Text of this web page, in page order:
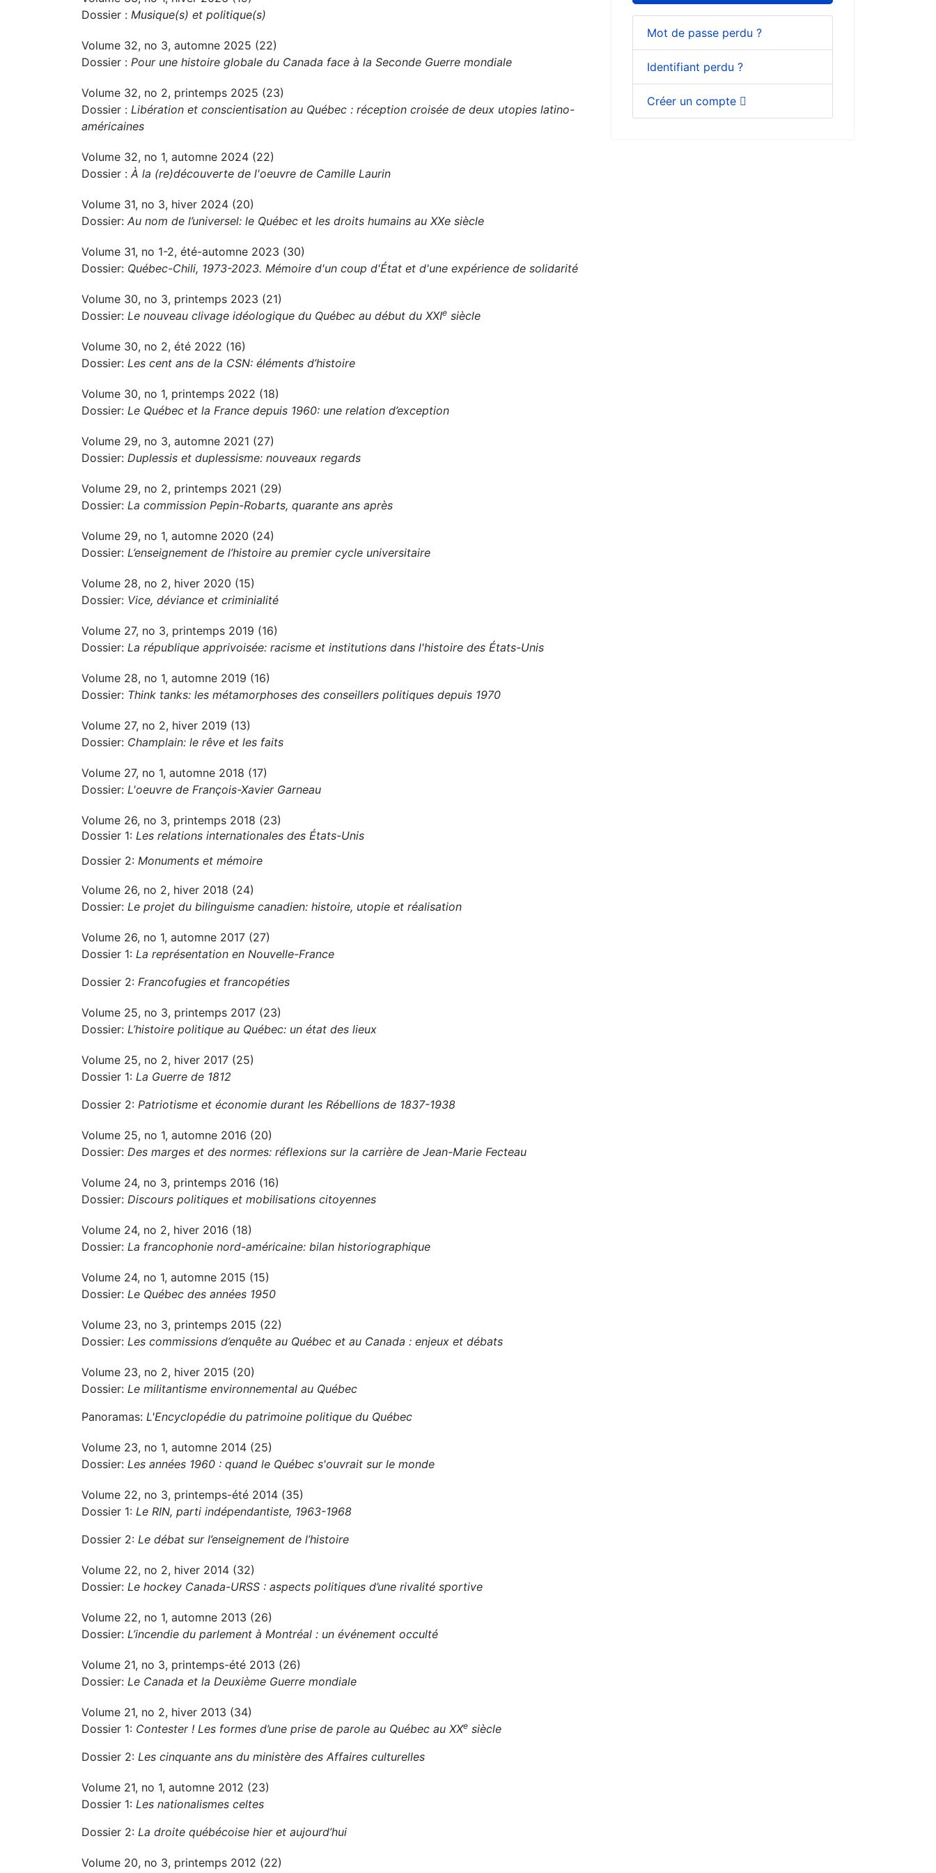
Dossier : Musique(s) et politique(s)
Volume 32, no 3, automne 2025 (22)
Dossier : Pour une histoire globale du Canada face à la Seconde Guerre mondiale
Volume 32, no 2, printemps 2025 (23)
Dossier : Libération et conscientisation au Québec : réception croisée de deux utopies latino-
américaines
Volume 32, no 1, automne 2024 (22)
Dossier : À la (re)découverte de l'oeuvre de Camille Laurin
Volume 31, no 3, hiver 2024 (20)
Dossier: Au nom de l’universel: le Québec et les droits humains au XXe siècle
Volume 31, no 1-2, été-automne 2023 (30)
Dossier: Québec-Chili, 1973-2023. Mémoire d'un coup d'État et d'une expérience de solidarité
Volume 30, no 3, printemps 2023 (21)
Dossier: Le nouveau clivage idéologique du Québec au début du XXIe siècle
Volume 30, no 2, été 2022 (16)
Dossier: Les cent ans de la CSN: éléments d’histoire
Volume 30, no 1, printemps 2022 (18)
Dossier: Le Québec et la France depuis 1960: une relation d’exception
Volume 29, no 3, automne 2021 (27)
Dossier: Duplessis et duplessisme: nouveaux regards
Volume 29, no 2, printemps 2021 (29)
Dossier: La commission Pepin-Robarts, quarante ans après
Volume 29, no 1, automne 2020 (24)
Dossier: L’enseignement de l’histoire au premier cycle universitaire
Volume 28, no 2, hiver 2020 (15)
Dossier: Vice, déviance et criminialité
Volume 27, no 3, printemps 2019 (16)
Dossier: La république apprivoisée: racisme et institutions dans l'histoire des États-Unis
Volume 28, no 1, automne 2019 (16)
Dossier: Think tanks: les métamorphoses des conseillers politiques depuis 1970
Volume 27, no 2, hiver 2019 (13)
Dossier: Champlain: le rêve et les faits
Volume 27, no 1, automne 2018 (17)
Dossier: L'oeuvre de François-Xavier Garneau
Volume 26, no 3, printemps 2018 (23)
Dossier 1: Les relations internationales des États-Unis
Dossier 2: Monuments et mémoire
Volume 26, no 2, hiver 2018 (24)
Dossier: Le projet du bilinguisme canadien: histoire, utopie et réalisation
Volume 26, no 1, automne 2017 (27)
Dossier 1: La représentation en Nouvelle-France
Dossier 2: Francofugies et francopéties
Volume 25, no 3, printemps 2017 (23)
Dossier: L’histoire politique au Québec: un état des lieux
Volume 25, no 2, hiver 2017 (25)
Dossier 1: La Guerre de 1812
Dossier 2: Patriotisme et économie durant les Rébellions de 1837-1938
Volume 25, no 1, automne 2016 (20)
Dossier: Des marges et des normes: réflexions sur la carrière de Jean-Marie Fecteau
Volume 24, no 3, printemps 2016 (16)
Dossier: Discours politiques et mobilisations citoyennes
Volume 24, no 2, hiver 2016 (18)
Dossier: La francophonie nord-américaine: bilan historiographique
Volume 24, no 1, automne 2015 (15)
Dossier: Le Québec des années 1950
Volume 23, no 3, printemps 2015 (22)
Dossier: Les commissions d’enquête au Québec et au Canada : enjeux et débats
Volume 23, no 2, hiver 2015 (20)
Dossier: Le militantisme environnemental au Québec
Panoramas: L'Encyclopédie du patrimoine politique du Québec
Volume 23, no 1, automne 2014 (25)
Dossier: Les années 1960 : quand le Québec s'ouvrait sur le monde
Volume 22, no 3, printemps-été 2014 (35)
Dossier 1: Le RIN, parti indépendantiste, 1963-1968
Dossier 2: Le débat sur l’enseignement de l’histoire
Volume 22, no 2, hiver 2014 (32)
Dossier: Le hockey Canada-URSS : aspects politiques d’une rivalité sportive
Volume 22, no 1, automne 2013 (26)
Dossier: L’incendie du parlement à Montréal : un événement occulté
Volume 21, no 3, printemps-été 2013 (26)
Dossier: Le Canada et la Deuxième Guerre mondiale
Volume 21, no 2, hiver 2013 (34)
Dossier 1: Contester ! Les formes d’une prise de parole au Québec au XXe siècle
Dossier 2: Les cinquante ans du ministère des Affaires culturelles
Volume 21, no 1, automne 2012 (23)
Dossier 1: Les nationalismes celtes
Dossier 2: La droite québécoise hier et aujourd’hui
Volume 20, no 3, printemps 2012 (22)
Mot de passe perdu ?
Identifiant perdu ?
Créer un compte